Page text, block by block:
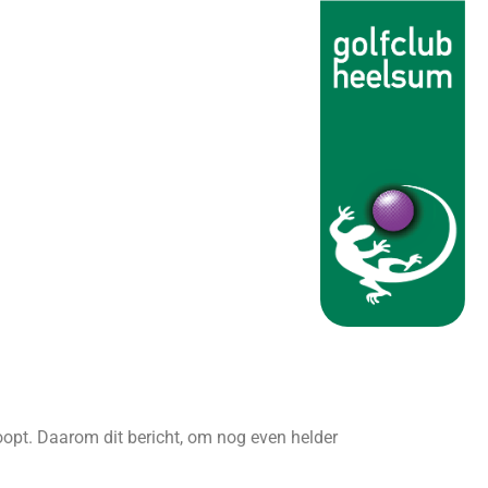
Daarom dit bericht, om nog even helder